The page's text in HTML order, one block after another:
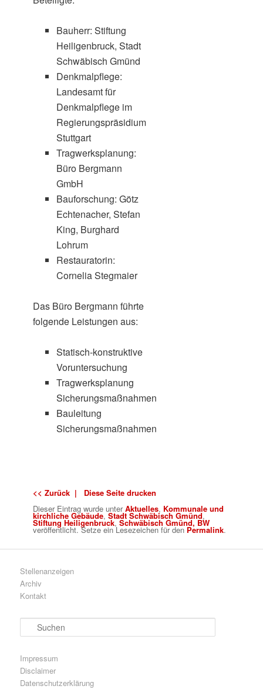
Bauherr: Stiftung
Heiligenbruck, Stadt
Schwäbisch Gmünd
Denkmalpflege:
Landesamt für
Denkmalpflege im
Regierungspräsidium
Stuttgart
Tragwerksplanung:
Büro Bergmann
GmbH
Bauforschung: Götz
Echtenacher, Stefan
King, Burghard
Lohrum
Restauratorin:
Cornelia Stegmaier
Das Büro Bergmann führte
folgende Leistungen aus:
Statisch-konstruktive
Voruntersuchung
Tragwerksplanung
Sicherungsmaßnahmen
Bauleitung
Sicherungsmaßnahmen
<< Zurück |
Diese Seite drucken
Dieser Eintrag wurdeunterAktuelles, Kommunale und
kirchliche Gebäude,Stadt Schwäbisch Gmünd,
Stiftung Heiligenbruck,Schwäbisch Gmünd, BW
veröffentlicht. Setze ein Lesezeichen für den Permalink.
Stellenanzeigen
Archiv
Kontakt
u
h
e
n
Impressum
Disclaimer
Datenschutzerklärung